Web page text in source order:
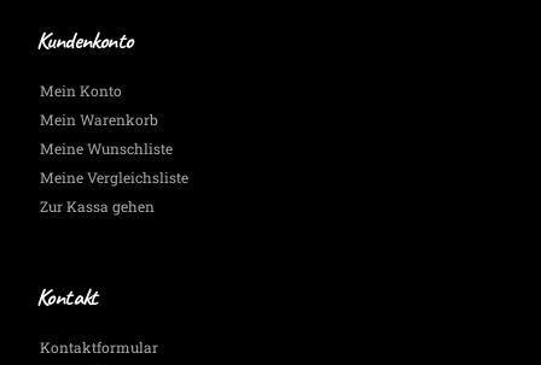
Laufenden.
Kundenkonto
Mein Konto
Mein Warenkorb
Meine Wunschliste
Meine Vergleichsliste
Zur Kassa gehen
Kontakt
Kontaktformular